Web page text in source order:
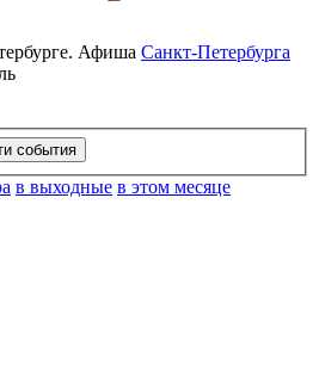
Афиша Санкт-Петербурга
в выходные в этом месяце